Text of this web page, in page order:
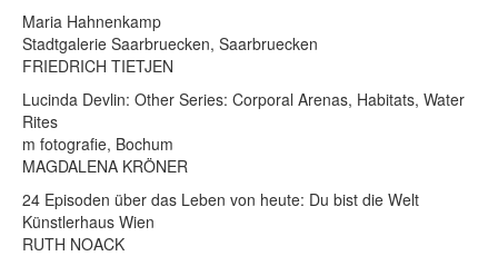
Maria Hahnenkamp
Stadtgalerie Saarbruecken, Saarbruecken
FRIEDRICH TIETJEN
Lucinda Devlin: Other Series: Corporal Arenas, Habitats, Water
Rites
m fotografie, Bochum
MAGDALENA KRÖNER
24 Episoden über das Leben von heute: Du bist die Welt
Künstlerhaus Wien
RUTH NOACK